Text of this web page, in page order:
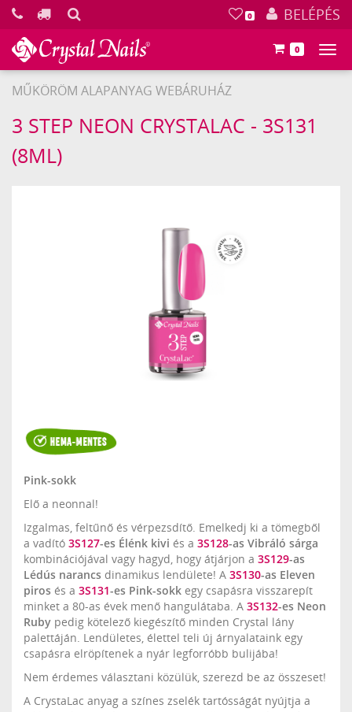
0 BELÉPÉS
0
MŰKÖRÖM ALAPANYAG WEBÁRUHÁZ
Crystal
Nails
3 STEP NEON CRYSTALAC - 3S131
(8ML)
Pink-sokk
Elő a neonnal!
Izgalmas, feltűnő és vérpezsdítő. Emelkedj ki a tömegből
a vadító 3S127-es Élénk kivi és a 3S128-as Vibráló sárga
kombinációjával vagy hagyd, hogy átjárjon a 3S129-as
Lédús narancs dinamikus lendülete! A 3S130-as Eleven
piros és a 3S131-es Pink-sokk egy csapásra visszarepít
minket a 80-as évek menő hangulátaba. A 3S132-es Neon
Ruby pedig kötelező kiegészítő minden Crystal lány
palettáján. Lendületes, élettel teli új árnyalataink egy
csapásra elröpítenek a nyár legforróbb bulijába!
Nem érdemes választani közülük, szerezd be az összeset!
A CrystaLac anyag a színes zselék tartósságát nyújtja a